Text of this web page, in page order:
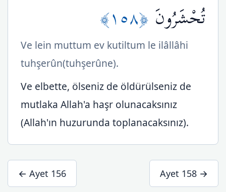
تُحْشَرُونَ ﴿١٥٨﴾
Ve lein muttum ev kutiltum le ilâllâhi
tuhşerûn(tuhşerûne).
Ve elbette, ölseniz de öldürülseniz de
mutlaka Allah'a haşr olunacaksınız
(Allah'ın huzurunda toplanacaksınız).
← Ayet 156 Ayet 158 →